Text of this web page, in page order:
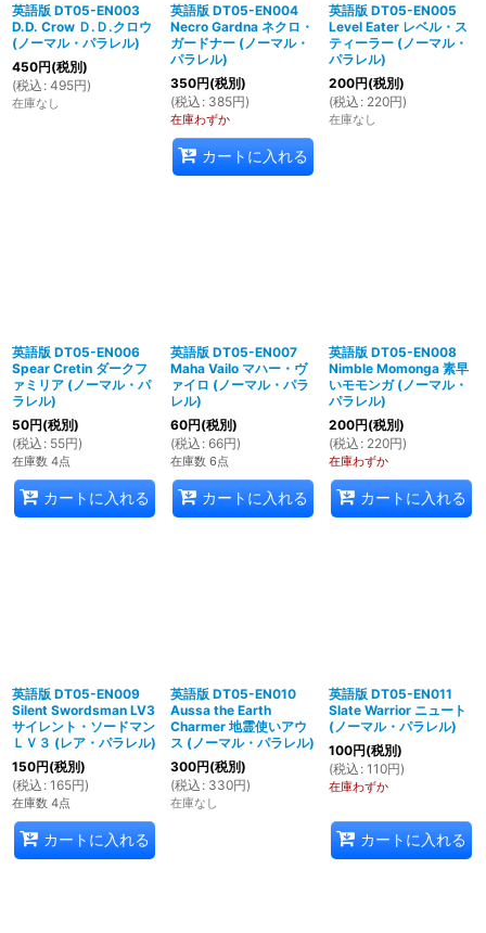
英語版 DT05-EN003
D.D. Crow Ｄ.Ｄ.クロウ
(ノーマル・パラレル)
450円(税別)
(税込 : 495円)
在庫なし
英語版 DT05-EN004
Necro Gardna ネクロ・
ガードナー (ノーマル・
パラレル)
350円(税別)
(税込 : 385円)
在庫わずか
カートに入れる
英語版 DT05-EN005
Level Eater レベル・ス
ティーラー (ノーマル・
パラレル)
200円(税別)
(税込 : 220円)
在庫なし
英語版 DT05-EN006
Spear Cretin ダークフ
ァミリア (ノーマル・パ
ラレル)
50円(税別)
(税込 : 55円)
在庫数 4点
カートに入れる
英語版 DT05-EN007
Maha Vailo マハー・ヴ
ァイロ (ノーマル・パラ
レル)
60円(税別)
(税込 : 66円)
在庫数 6点
カートに入れる
英語版 DT05-EN008
Nimble Momonga 素早
いモモンガ (ノーマル・
パラレル)
200円(税別)
(税込 : 220円)
在庫わずか
カートに入れる
英語版 DT05-EN009
Silent Swordsman LV3
サイレント・ソードマン
ＬＶ３ (レア・パラレル)
150円(税別)
(税込 : 165円)
在庫数 4点
カートに入れる
英語版 DT05-EN010
Aussa the Earth
Charmer 地霊使いアウ
ス (ノーマル・パラレル)
300円(税別)
(税込 : 330円)
在庫なし
英語版 DT05-EN011
Slate Warrior ニュート
(ノーマル・パラレル)
100円(税別)
(税込 : 110円)
在庫わずか
カートに入れる